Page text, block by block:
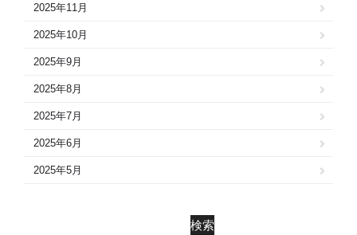
2025年11月
2025年10月
2025年9月
2025年8月
2025年7月
2025年6月
2025年5月
検索